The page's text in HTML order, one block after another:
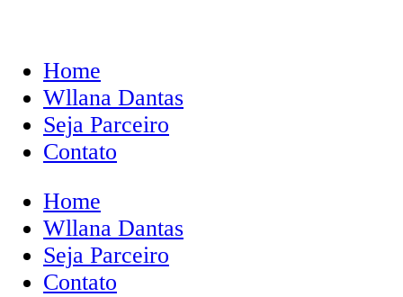
Home
Wllana Dantas
Seja Parceiro
Contato
Home
Wllana Dantas
Seja Parceiro
Contato